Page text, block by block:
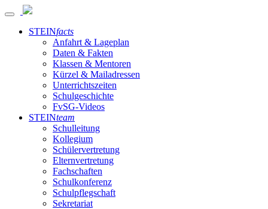
STEINfacts
Anfahrt & Lageplan
Daten & Fakten
Klassen & Mentoren
Kürzel & Mailadressen
Unterrichtszeiten
Schulgeschichte
FvSG-Videos
STEINteam
Schulleitung
Kollegium
Schülervertretung
Elternvertretung
Fachschaften
Schulkonferenz
Schulpflegschaft
Sekretariat